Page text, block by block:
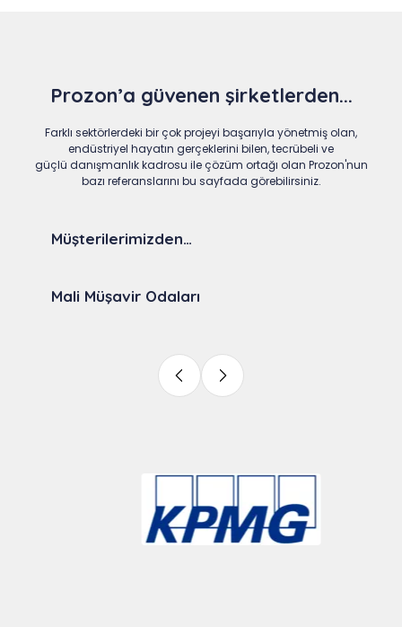
Prozon’a güvenen şirketlerden...
Farklı sektörlerdeki bir çok projeyi başarıyla yönetmiş olan,
endüstriyel hayatın gerçeklerini bilen, tecrübeli ve
güçlü danışmanlık kadrosu ile çözüm ortağı olan Prozon'nun
bazı referanslarını bu sayfada görebilirsiniz.
Müşterilerimizden…
Mali Müşavir Odaları